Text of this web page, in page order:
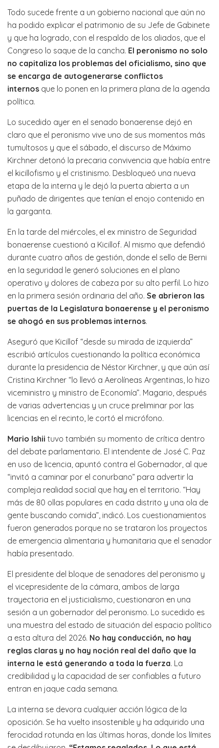
Todo sucede frente a un gobierno nacional que aún no
ha podido explicar el patrimonio de su Jefe de Gabinete
y que ha logrado, con el respaldo de los aliados, que el
Congreso lo saque de la cancha. El peronismo no solo
no capitaliza los problemas del oficialismo, sino que
se encarga de autogenerarse conflictos
internos que lo ponen en la primera plana de la agenda
política.
Lo sucedido ayer en el senado bonaerense dejó en
claro que el peronismo vive uno de sus momentos más
tumultosos y que el sábado, el discurso de Máximo
Kirchner detonó la precaria convivencia que había entre
el kicillofismo y el cristinismo. Desbloqueó una nueva
etapa de la interna y le dejó la puerta abierta a un
puñado de dirigentes que tenían el enojo contenido en
la garganta.
En la tarde del miércoles, el ex ministro de Seguridad
bonaerense cuestionó a Kicillof. Al mismo que defendió
durante cuatro años de gestión, donde el sello de Berni
en la seguridad le generó soluciones en el plano
operativo y dolores de cabeza por su alto perfil. Lo hizo
en la primera sesión ordinaria del año. Se abrieron las
puertas de la Legislatura bonaerense y el peronismo
se ahogó en sus problemas internos.
Aseguró que Kicillof “desde su mirada de izquierda”
escribió artículos cuestionando la política económica
durante la presidencia de Néstor Kirchner, y que aún así
Cristina Kirchner “lo llevó a Aerolíneas Argentinas, lo hizo
viceministro y ministro de Economía”. Magario, después
de varias advertencias y un cruce preliminar por las
licencias en el recinto, le cortó el micrófono.
Mario Ishii tuvo también su momento de crítica dentro
del debate parlamentario. El intendente de José C. Paz
en uso de licencia, apuntó contra el Gobernador, al que
“invitó a caminar por el conurbano” para advertir la
compleja realidad social que hay en el territorio. “Hay
más de 80 ollas populares en cada distrito y una ola de
gente buscando comida”, indicó. Los cuestionamientos
fueron generados porque no se trataron los proyectos
de emergencia alimentaria y humanitaria que el senador
había presentado.
El presidente del bloque de senadores del peronismo y
el vicepresidente de la cámara, ambos de larga
trayectoria en el justicialismo, cuestionaron en una
sesión a un gobernador del peronismo. Lo sucedido es
una muestra del estado de situación del espacio político
a esta altura del 2026. No hay conducción, no hay
reglas claras y no hay noción real del daño que la
interna le está generando a toda la fuerza. La
credibilidad y la capacidad de ser confiables a futuro
entran en jaque cada semana.
La interna se devora cualquier acción lógica de la
oposición. Se ha vuelto insostenible y ha adquirido una
ferocidad rotunda en las últimas horas, donde los límites